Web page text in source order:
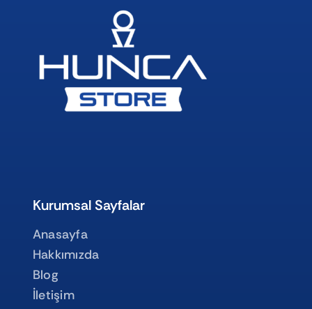
Kurumsal Sayfalar
Anasayfa
Hakkımızda
Blog
İletişim